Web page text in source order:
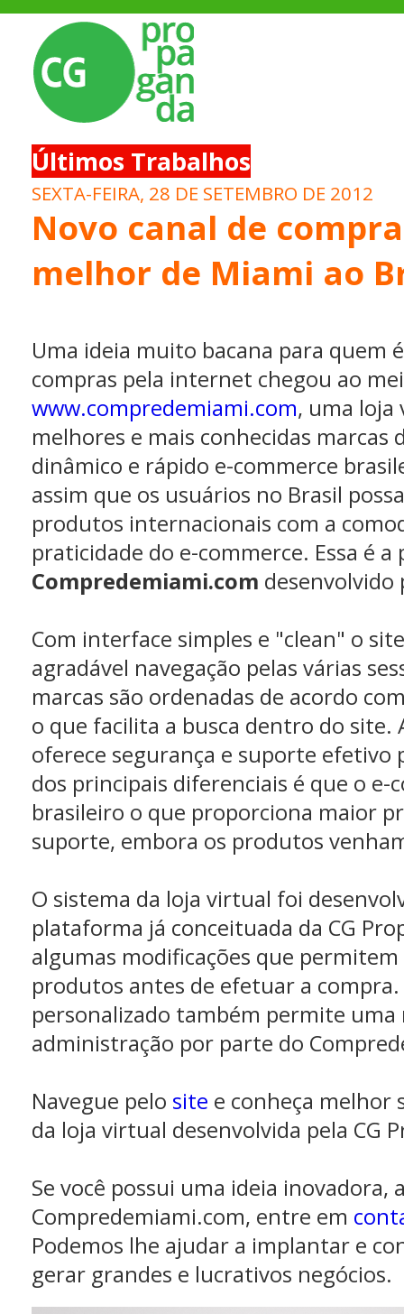
Últimos Trabalhos
SEXTA-FEIRA, 28 DE SETEMBRO DE 2012
Novo canal de
melhor de Miami ao
Uma ideia muito bacana para quem
compras pela internet chegou ao
www.compredemiami.com, uma loja
melhores e mais conhecidas marcas
dinâmico e rápido e-commerce
assim que os usuários no Brasil
produtos internacionais com a
praticidade do e-commerce. Essa é
Compredemiami.com desenvolvido
Com interface simples e "clean" o
agradável navegação pelas várias
marcas são ordenadas de acordo
o que facilita a busca dentro do site.
oferece segurança e suporte efetivo
dos principais diferenciais é que o e-
brasileiro o que proporciona maior
suporte, embora os produtos
O sistema da loja virtual foi
plataforma já conceituada da CG
algumas modificações que
produtos antes de efetuar a
personalizado também permite
administração por parte do
Navegue pelo site e conheça melhor
da loja virtual desenvolvida pela CG
Se você possui uma ideia inovadora,
Compredemiami.com, entre em
Podemos lhe ajudar a implantar e
gerar grandes e lucrativos negócios.